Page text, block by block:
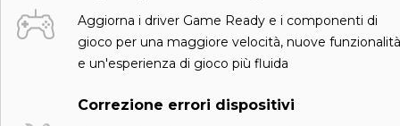
Aggiorna i driver Game Ready e i componenti di
gioco per una maggiore velocità, nuove funzionalità
e un'esperienza di gioco più fluida
Correzione errori dispositivi